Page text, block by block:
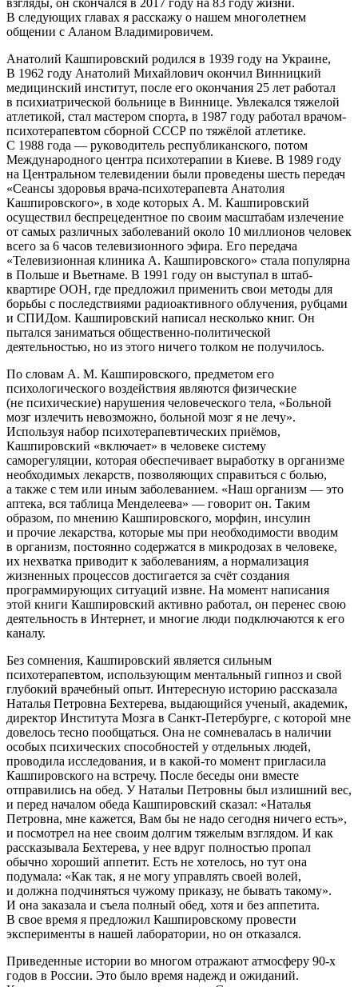
В следующих главах я расскажу о нашем многолетнем
общении с Аланом Владимировичем.
Анатолий Кашпировский родился в 1939 году на Украине,
В 1962 году Анатолий Михайлович окончил Винницкий
медицинский институт, после его окончания 25 лет работал
в психиатрической больнице в Виннице. Увлекался тяжелой
атлетикой, стал мастером спорта, в 1987 году работал врачом-
психотерапевтом сборной СССР по тяжёлой атлетике.
С 1988 года — руководитель республиканского, потом
Международного центра психотерапии в Киеве. В 1989 году
на Центральном телевидении были проведены шесть передач
«Сеансы здоровья врача-психотерапевта Анатолия
Кашпировского», в ходе которых А. М. Кашпировский
осуществил беспрецедентное по своим масштабам излечение
от самых различных заболеваний около 10 миллионов человек
всего за 6 часов телевизионного эфира. Его передача
«Телевизионная клиника А. Кашпировского» стала популярна
в Польше и Вьетнаме. В 1991 году он выступал в штаб-
квартире ООН, где предложил применить свои методы для
борьбы с последствиями радиоактивного облучения, рубцами
и СПИДом. Кашпировский написал несколько книг. Он
пытался заниматься общественно-политической
деятельностью, но из этого ничего толком не получилось.
По словам А. М. Кашпировского, предметом его
психологического воздействия являются физические
(не психические) нарушения человеческого тела, «Больной
мозг излечить невозможно, больной мозг я не лечу».
Используя набор психотерапевтических приёмов,
Кашпировский «включает» в человеке систему
саморегуляции, которая обеспечивает выработку в организме
необходимых лекарств, позволяющих справиться с болью,
а также с тем или иным заболеванием. «Наш организм — это
аптека, вся таблица Менделеева» — говорит он. Таким
образом, по мнению Кашпировского, морфин, инсулин
и прочие лекарства, которые мы при необходимости вводим
в организм, постоянно содержатся в микродозах в человеке,
их нехватка приводит к заболеваниям, а нормализация
жизненных процессов достигается за счёт создания
программирующих ситуаций извне. На момент написания
этой книги Кашпировский активно работал, он перенес свою
деятельность в Интернет, и многие люди подключаются к его
каналу.
Без сомнения, Кашпировский является сильным
психотерапевтом, использующим ментальный гипноз и свой
глубокий врачебный опыт. Интересную историю рассказала
Наталья Петровна Бехтерева, выдающийся ученый, академик,
директор Института Мозга в Санкт-Петербурге, с которой мне
довелось тесно пообщаться. Она не сомневалась в наличии
особых психических способностей у отдельных людей,
проводила исследования, и в какой-то момент пригласила
Кашпировского на встречу. После беседы они вместе
отправились на обед. У Натальи Петровны был излишний вес,
и перед началом обеда Кашпировский сказал: «Наталья
Петровна, мне кажется, Вам бы не надо сегодня ничего есть»,
и посмотрел на нее своим долгим тяжелым взглядом. И как
рассказывала Бехтерева, у нее вдруг полностью пропал
обычно хороший аппетит. Есть не хотелось, но тут она
подумала: «Как так, я не могу управлять своей волей,
и должна подчиняться чужому приказу, не бывать такому».
И она заказала и съела полный обед, хотя и без аппетита.
В свое время я предложил Кашпировскому провести
эксперименты в нашей лаборатории, но он отказался.
Приведенные истории во многом отражают атмосферу 90-х
годов в России. Это было время надежд и ожиданий.